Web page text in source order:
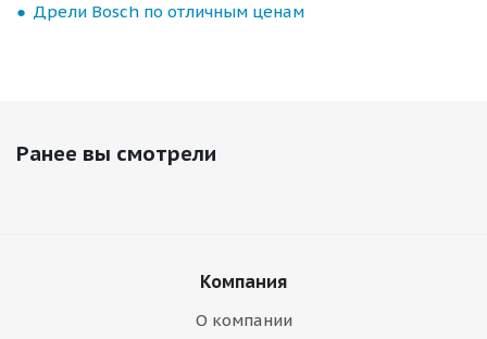
Дрели Bosch по отличным ценам
Ранее вы смотрели
Компания
О компании